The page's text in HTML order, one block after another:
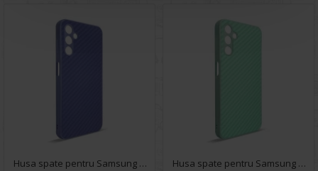
Husa spate pentru Samsung Galaxy A14- Lys case Mov deschis Husa spate pentru Samsung Galaxy A14- Lys case Turcoaz